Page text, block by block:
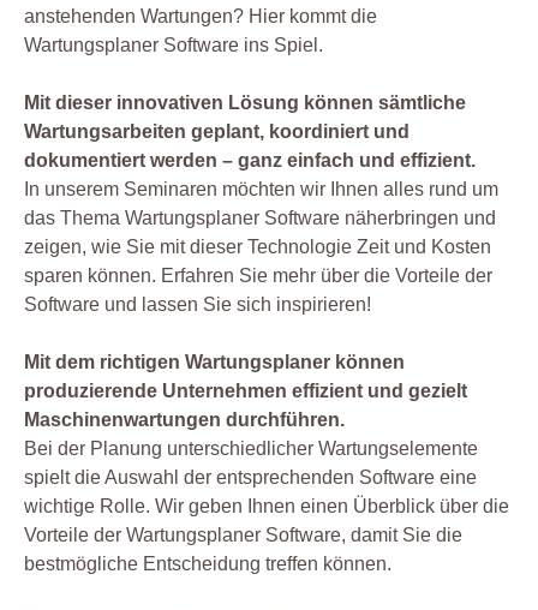
anstehenden Wartungen? Hier kommt die
Wartungsplaner Software ins Spiel.
Mit dieser innovativen Lösung können sämtliche
Wartungsarbeiten geplant, koordiniert und
dokumentiert werden – ganz einfach und effizient.
In unserem Seminaren möchten wir Ihnen alles rund um
das Thema Wartungsplaner Software näherbringen und
zeigen, wie Sie mit dieser Technologie Zeit und Kosten
sparen können. Erfahren Sie mehr über die Vorteile der
Software und lassen Sie sich inspirieren!
Mit dem richtigen Wartungsplaner können
produzierende Unternehmen effizient und gezielt
Maschinenwartungen durchführen.
Bei der Planung unterschiedlicher Wartungselemente
spielt die Auswahl der entsprechenden Software eine
wichtige Rolle. Wir geben Ihnen einen Überblick über die
Vorteile der Wartungsplaner Software, damit Sie die
bestmögliche Entscheidung treffen können.